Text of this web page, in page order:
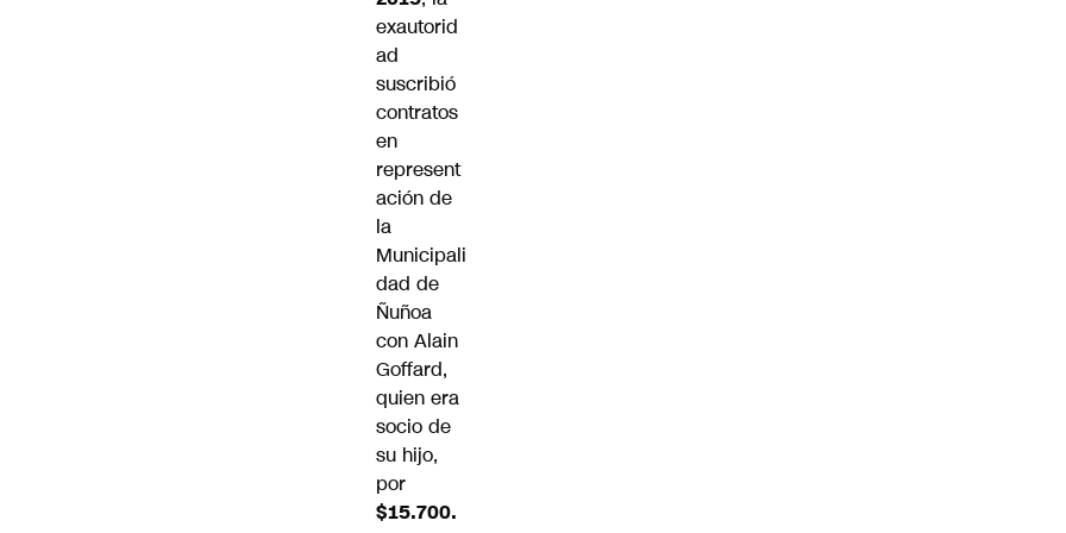
exautorid
ad
suscribió
contratos
en
represent
ación de
la
Municipali
dad de
Ñuñoa
con Alain
Goffard,
quien era
socio de
su hijo,
por
$15.700.